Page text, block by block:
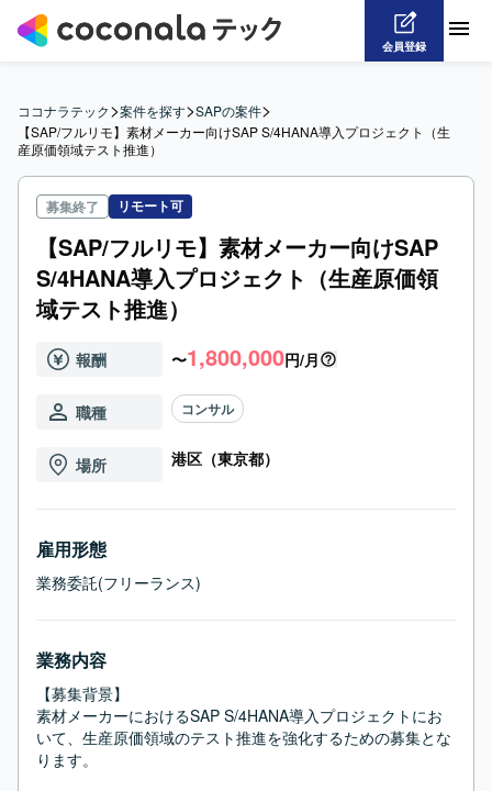
会員登録
ココナラテック>案件を探す>SAPの案件>
【SAP/フルリモ】素材メーカー向けSAP S/4HANA導入プロジェクト（生
産原価領域テスト推進）
募集終了 リモート可
【SAP/フルリモ】素材メーカー向けSAP
S/4HANA導入プロジェクト（生産原価領
域テスト推進）
報酬 〜1,800,000円/月
職種 コンサル
場所 港区（東京都）
雇用形態
業務委託(フリーランス)
業務内容
【募集背景】
素材メーカーにおけるSAP S/4HANA導入プロジェクトにお
いて、生産原価領域のテスト推進を強化するための募集とな
ります。